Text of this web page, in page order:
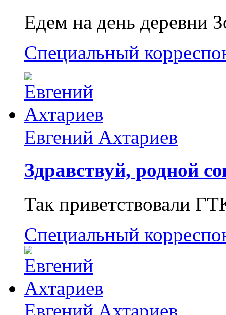
Едем на день деревни
Специальный
Евгений Ахтариев
Здравствуй, родной
Так приветствовали
Специальный
Евгений Ахтариев